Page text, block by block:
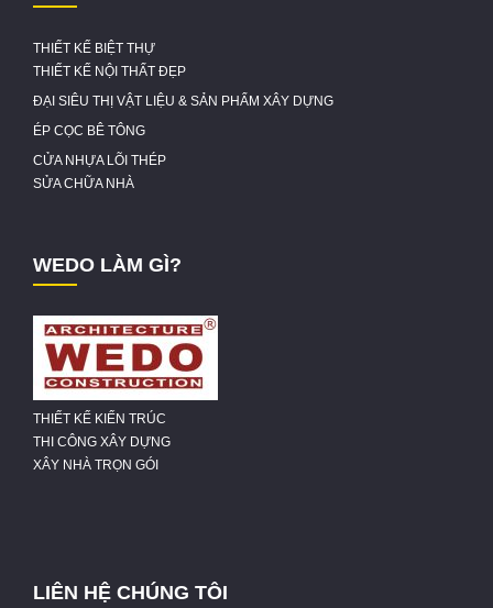
THIẾT KẾ BIỆT THỰ
THIẾT KẾ NỘI THẤT ĐẸP
ĐẠI SIÊU THỊ VẬT LIỆU & SẢN PHẨM XÂY DỰNG
ÉP CỌC BÊ TÔNG
CỬA NHỰA LÕI THÉP
SỬA CHỮA NHÀ
WEDO LÀM GÌ?
THIẾT KẾ KIẾN TRÚC
THI CÔNG XÂY DỰNG
XÂY NHÀ TRỌN GÓI
LIÊN HỆ CHÚNG TÔI